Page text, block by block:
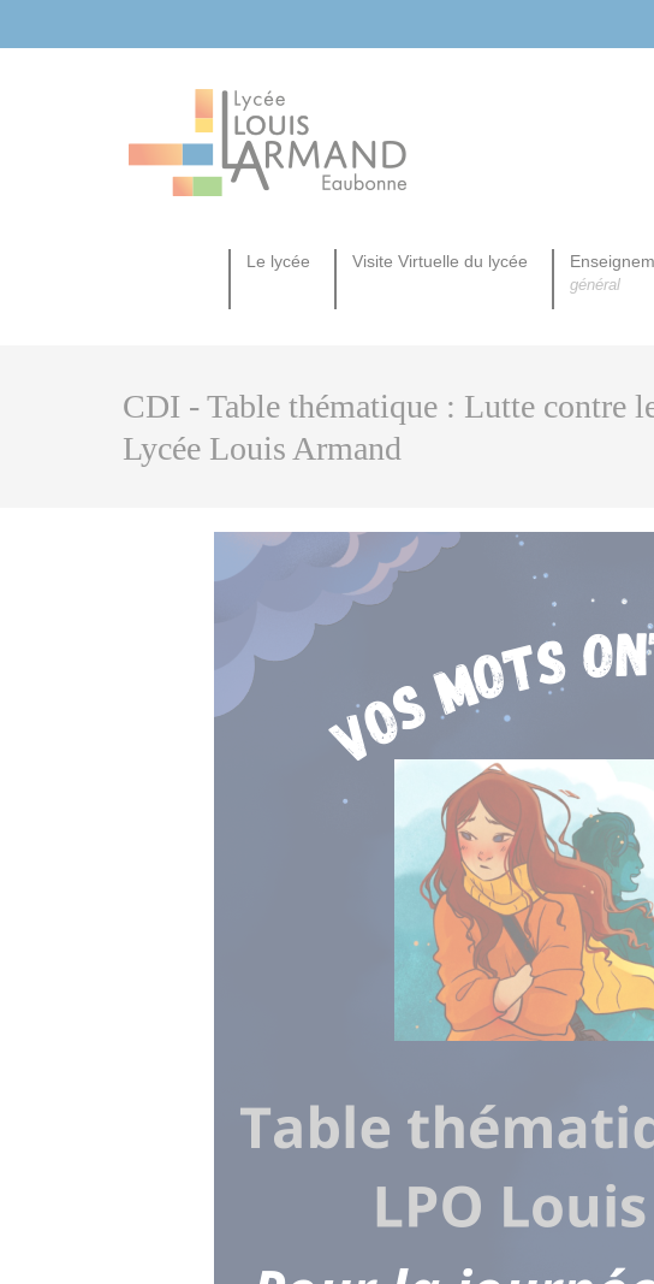
Le lycée Visite Virtuelle du lycée
général
CDI - Table thématique : Lutte contre
Lycée Louis Armand